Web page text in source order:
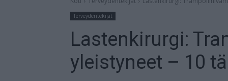
Terveydentekijät
Lastenkirurgi:
yleistyneet – 10